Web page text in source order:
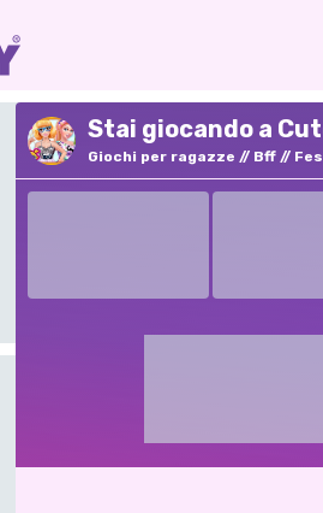
Stai giocando a
Giochi per ragazze Bff